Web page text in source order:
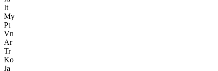
It
My
Pt
Vn
Ar
Tr
Ko
Ja